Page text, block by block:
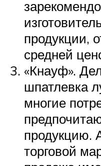
продукции,
средней
«Кнауф».
шпатлевка
многие
продукцию.
торговой